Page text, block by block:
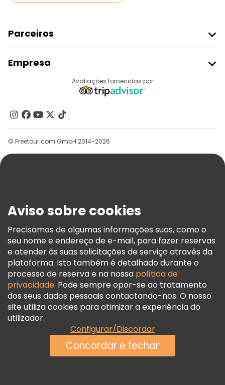
Parceiros
Registo Do Fornecedor
Programa De Afiliados
Empresa
Contacte-Nos
Grupos
Ajuda
Termos E Informações Legais
Política De Cookies
Freetour Prémios
Programa De Fidelidade
Avaliações fornecidas por
© Freetour.com GmbH 2014-2026
Aviso sobre cookies
Precisamos de algumas informações suas, como o
seu nome e endereço de e-mail, para fazer reservas
e atender às suas solicitações de serviço através da
plataforma. Isto também é detalhado durante o
processo de reserva e na nossa política de
privacidade. Pode sempre opor-se ao tratamento
dos seus dados pessoais contactando-nos. O nosso
site utiliza cookies para otimizar a experiência do
utilizador.
Configurar/Discordar
Concordar e fechar